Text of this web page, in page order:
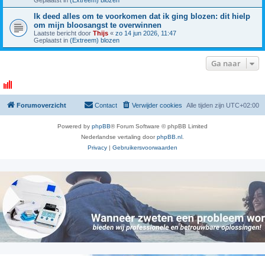
Ik deed alles om te voorkomen dat ik ging blozen: dit hielp
om mijn bloosangst te overwinnen
Laatste bericht door Thijs « zo 14 jun 2026, 11:47
Geplaatst in (Extreem) blozen
Ga naar
Forumoverzicht Alle tijden zijn UTC+02:00
Verwijder cookies
Contact
Powered by phpBB® Forum Software © phpBB Limited
Nederlandse vertaling doorphpBB.nl
Privacy | Gebruikersvoorwaarden